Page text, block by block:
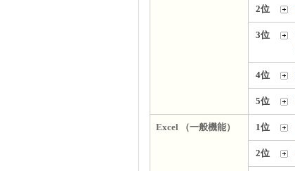
2位
3位
4位
5位
Excel （一般機能） 1位
2位